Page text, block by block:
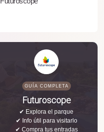
GUÍA COMPLETA
Futuroscope
✔ Explora el parque
✔ Info útil para visitarlo
✔ Compra tus entradas